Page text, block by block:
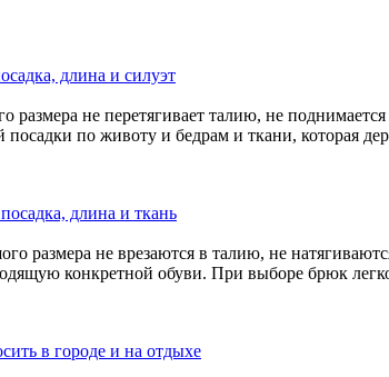
длина и силуэт
размера не перетягивает талию, не
посадки по животу и бедрам и ткани, которая
длина и ткань
размера не врезаются в талию, не
конкретной обуви. При выборе брюк
в городе и на отдыхе